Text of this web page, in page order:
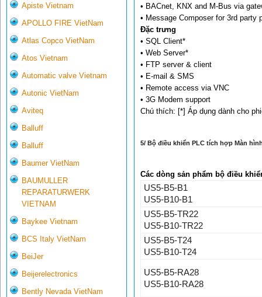
Apiste Vietnam
APOLLO FIRE VietNam
Atlas Copco VietNam
Atos Vietnam
Automatic valve Vietnam
Autonic VietNam
Aviteq
Balluff
Balluff
Baumer VietNam
BAUMULLER
REPARATURWERK
VIETNAM
Baykee Vietnam
BCS Italy VietNam
BeiJer
Beijerelectronics
Bently Nevada VietNam
• BACnet, KNX and M-Bus via
• Message Composer for 3rd party
Đặc trưng
• SQL Client*
• Web Server*
• FTP server & client
• E-mail & SMS
• Remote access via VNC
• 3G Modem support
Chú thích: [*] Áp dụng dành cho
5/ Bộ điều khiển PLC tích hợp Màn
Các dòng sản phẩm bộ điều
US5-B5-B1
US5-B10-B1
US5-B5-TR22
US5-B10-TR22
US5-B5-T24
US5-B10-T24
US5-B5-RA28
US5-B10-RA28